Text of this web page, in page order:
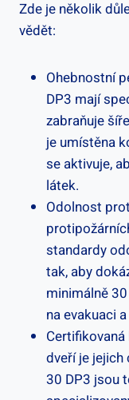
Zde je několik
vědět:
Ohebnostní
DP3 mají
zabraňuje
je umístěna
se aktivuje,
látek.
Odolnost
standardy
tak, aby
minimálně
na evakuaci
dveří je jejich
30 DP3 jsou